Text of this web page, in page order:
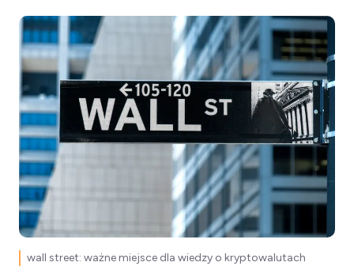
wall street: ważne miejsce dla wiedzy o kryptowalutach